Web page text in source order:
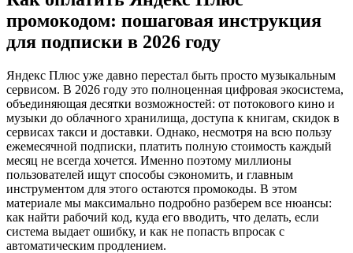
промокодом: пошаговая инструкция
для подписки в 2026 году
Яндекс Плюс уже давно перестал быть просто музыкальным
сервисом. В 2026 году это полноценная цифровая экосистема,
объединяющая десятки возможностей: от потокового кино и
музыки до облачного хранилища, доступа к книгам, скидок в
сервисах такси и доставки. Однако, несмотря на всю пользу
ежемесячной подписки, платить полную стоимость каждый
месяц не всегда хочется. Именно поэтому миллионы
пользователей ищут способы сэкономить, и главным
инструментом для этого остаются промокоды. В этом
материале мы максимально подробно разберем все нюансы:
как найти рабочий код, куда его вводить, что делать, если
система выдает ошибку, и как не попасть впросак с
автоматическим продлением.